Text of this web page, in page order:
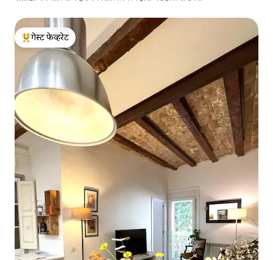
टॉप गेस्ट फेव्हरेट
गेस्ट फेव्हरेट